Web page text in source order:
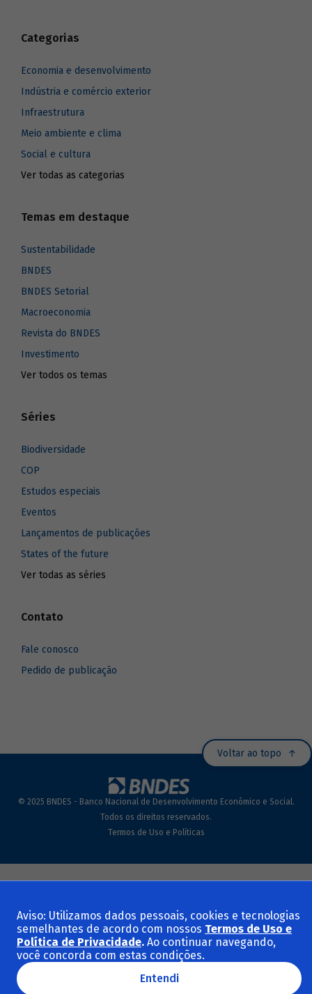
Categorias
Economia e desenvolvimento
Indústria e comércio exterior
Infraestrutura
Meio ambiente e clima
Social e cultura
Ver todas as categorias
Temas em destaque
Sustentabilidade
BNDES
BNDES Setorial
Macroeconomia
Revista do BNDES
Investimento
Ver todos os temas
Séries
Biodiversidade
COP
Estudos especiais
Eventos
Lançamentos de publicações
States of the future
Ver todas as séries
Contato
Fale conosco
Pedido de publicação
Voltar ao topo
© 2025 BNDES - Banco Nacional de Desenvolvimento Econômico e Social.
Todos os direitos reservados.
Termos de Uso e Políticas
Aviso: Utilizamos dados pessoais, cookies e tecnologias
semelhantes de acordo com nossos Termos de Uso e
Política de Privacidade. Ao continuar navegando,
você concorda com estas condições.
Entendi